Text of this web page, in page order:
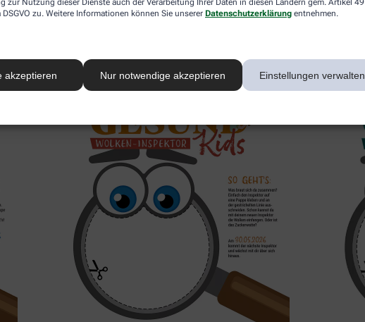
zur Nutzung dieser Dienste auch der Verarbeitung Ihrer Daten in diesen Ländern gem. Artikel 49
zu. Weitere Informationen können Sie unserer Datenschutzerklärung entnehmen.
akzeptieren Nur notwendige akzeptieren Einstellungen verwalten